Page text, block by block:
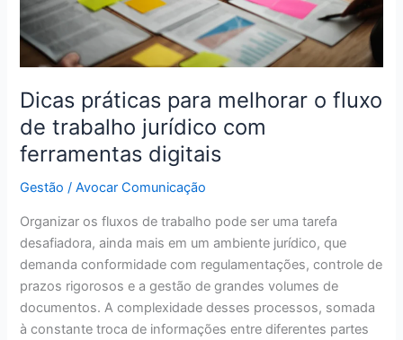
Dicas práticas para melhorar o fluxo
de trabalho jurídico com
ferramentas digitais
Gestão /Avocar Comunicação
Organizar os fluxos de trabalho pode ser uma tarefa
desafiadora, ainda mais em um ambiente jurídico, que
demanda conformidade com regulamentações, controle de
prazos rigorosos e a gestão de grandes volumes de
documentos. A complexidade desses processos, somada
à constante troca de informações entre diferentes partes
jurídico
com
ferramentas